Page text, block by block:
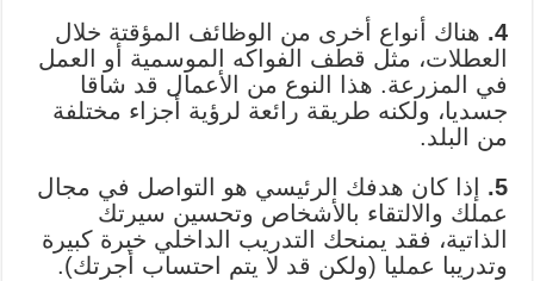
4. هناك أنواع أخرى من الوظائف المؤقتة خلال
العطلات، مثل قطف الفواكه الموسمية أو العمل
في المزرعة. هذا النوع من الأعمال قد شاقا
جسديا، ولكنه طريقة رائعة لرؤية أجزاء مختلفة
من البلد.
5.
إذا كان هدفك الرئيسي هو التواصل في مجال
عملك والالتقاء بالأشخاص وتحسين سيرتك
الذاتية، فقد يمنحك التدريب الداخلي خبرة كبيرة
وتدريبا عمليا (ولكن قد لا يتم احتساب أجرتك).